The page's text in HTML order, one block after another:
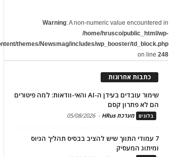
Warning: A non-numeric value encountered in
/home/hrusco/public_html/wp-
themes/Newsmag/includes/wp_booster/td_block.php
on line248
כתבות אחרונות
שימור עובדים בעידן ה-AI והאי-וודאות: למה פיטורים
הם לא פתרון קסם
בלוגים מערכת HRus -
05/08/2026
7 עמודי התווך שיש להציב בבסיס תהליך הגיוס
ומיתוג המעסיק